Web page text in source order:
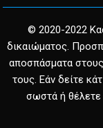
© 2020-2022
δικαιώματος.
αποσπάσματα
τους. Εάν δείτε
σωστά ή θέλετε